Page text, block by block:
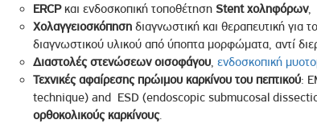
ERCPκαι ενδοσκοπική τοποθέτηση Stent χοληφόρων,
Χολαγγειοσκόπηση διαγνωστική και θεραπευτική
διαγνωστικού υλικού από ύποπτα μορφώματα, αντί
Διαστολές στενώσεων οισοφάγου, ενδοσκοπική
Τεχνικές αφαίρεσης πρώιμου καρκίνου του πεπτικού:
technique) and ESD (endoscopic submucosal
ορθοκολικούς καρκίνους.